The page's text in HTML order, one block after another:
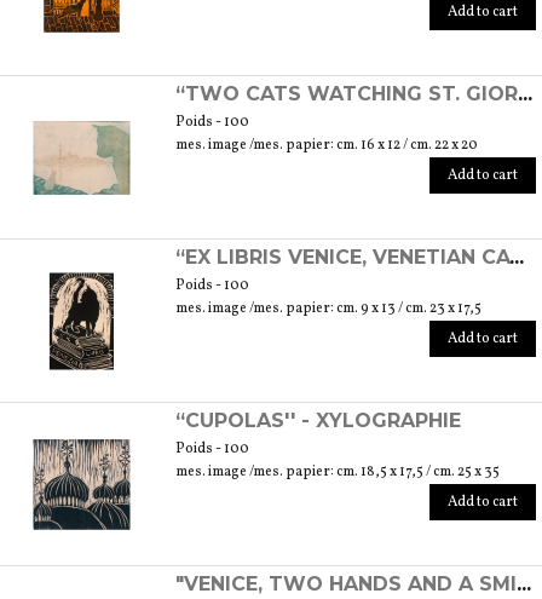
Add to cart
“TWO CATS WATCHING ST. GIORGIO'S ISLAND” - GRAVURE
Poids - 100
mes. image /mes. papier: cm. 16 x 12 / cm. 22 x 20
Add to cart
“EX LIBRIS VENICE, VENETIAN CAT” - LINOGRAVURE
Poids - 100
mes. image /mes. papier: cm. 9 x 13 / cm. 23 x 17,5
Add to cart
“CUPOLAS'' - XYLOGRAPHIE
Poids - 100
mes. image /mes. papier: cm. 18,5 x 17,5 / cm. 25 x 35
Add to cart
"VENICE, TWO HANDS AND A SMILE'' - XYLOGRAPHIE